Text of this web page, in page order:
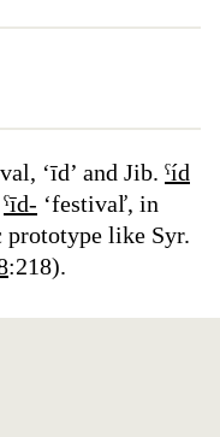
‘īd’ and Jib. ˁíd
ˁīd- ‘festivaľ, in
prototype like Syr.
:218).